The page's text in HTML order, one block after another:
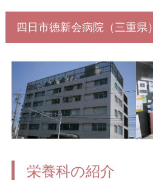
四日市徳新会病院（三重県）
栄養科の紹介